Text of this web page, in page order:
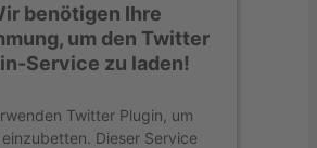
benötigen Ihre
um den Twitter
Service zu laden!
Twitter Plugin, um
Dieser Service